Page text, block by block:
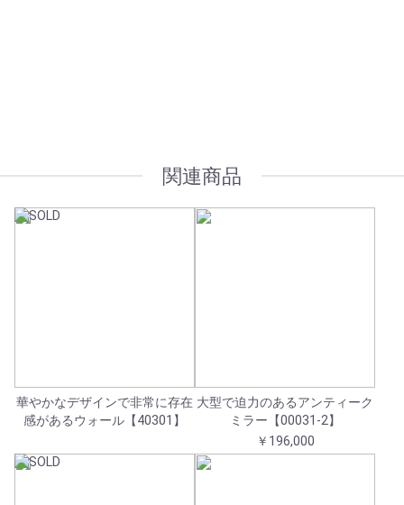
関連商品
華やかなデザインで非常に存在
感があるウォール【40301】
大型で迫力のあるアンティーク
ミラー【00031-2】
￥196,000